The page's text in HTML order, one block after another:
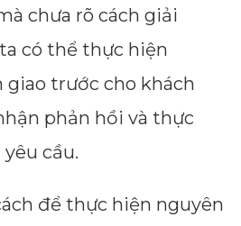
chưa rõ cách giải
có thể thực hiện
giao trước cho khách
phản hồi và thực
cầu.
để thực hiện nguyên